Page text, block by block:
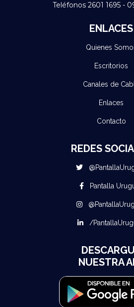
Teléfonos 2601 1695 -
ENLACES
Quienes
Escritorios
Canales de
Enlaces
Contacto
REDES
Pantalla
/
NUESTRA